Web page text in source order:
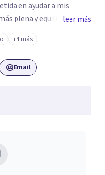
en ayudar a mis
plena y equilibrada. Si
que necesitás ayuda
te invito
en el proceso.
leer más
+4 más
Email